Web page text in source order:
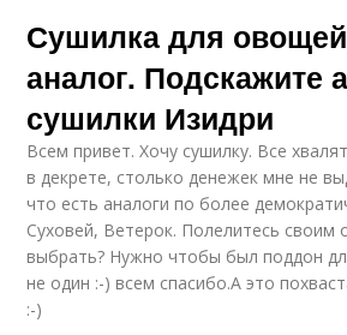
Сушилка для
аналог. Подскажите
сушилки Изидри
Всем привет. Хочу сушилку. Все
в декрете, столько денежек мне не
что есть аналоги по более
Суховей, Ветерок. Полелитесь своим
выбрать? Нужно чтобы был поддон
не один :-) всем спасибо.А это
:-)